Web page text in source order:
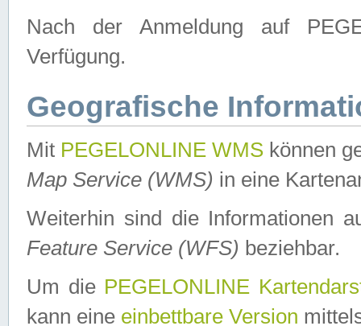
Nach der Anmeldung auf
Verfügung.
Geografische
Mit PEGELONLINE WMS können
Map Service (WMS) in eine
Weiterhin sind die Informationen
Feature Service (WFS) beziehbar.
Um die PEGELONLINE
kann eine einbettbare Version